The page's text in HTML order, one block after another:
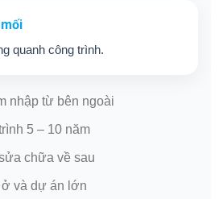
quanh công trình.
nhập từ bên ngoài
5 – 10 năm
chữa về sau
và dự án lớn